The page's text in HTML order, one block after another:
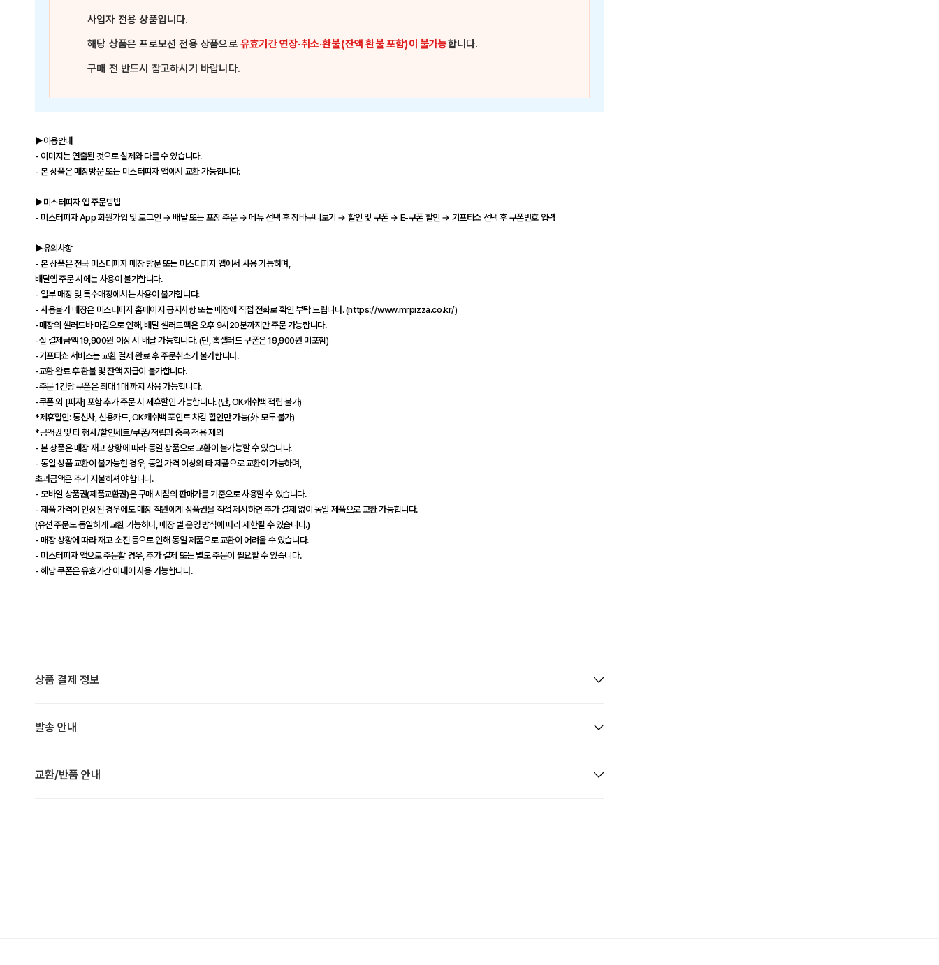
사업자 전용 상품입니다.
해당 상품은프로모션 전용 상품으로유효기간 연장·취소·환불(잔액 환불 포함)이 불가능합니다.
구매 전 반드시 참고하시기 바랍니다.
▶이용안내
- 이미지는 연출된 것으로 실제와 다를 수 있습니다.
- 본 상품은 매장방문 또는 미스터피자 앱에서 교환 가능합니다.
▶미스터피자 앱 주문방법
- 미스터피자 App 회원가입 및 로그인 → 배달 또는 포장 주문 → 메뉴 선택 후 장바구니보기 → 할인 및 쿠폰 → E-쿠폰 할인 → 기프티쇼 선택 후 쿠폰번호 입력
▶유의사항
- 본 상품은 전국 미스터피자 매장 방문 또는 미스터피자 앱에서 사용 가능하며,
배달앱 주문 시에는 사용이 불가합니다.
- 일부 매장 및 특수매장에서는 사용이 불가합니다.
- 사용불가 매장은 미스터피자 홈페이지 공지사항 또는 매장에 직접 전화로 확인 부탁 드립니다. (https://www.mrpizza.co.kr/)
-매장의 샐러드바 마감으로 인해, 배달 샐러드팩은 오후 9시20분까지만 주문 가능합니다.
-실 결제금액 19,900원 이상 시 배달 가능합니다. (단, 홈샐러드 쿠폰은 19,900원 미포함)
-기프티쇼 서비스는 교환 결제 완료 후 주문취소가 불가합니다.
-교환 완료 후 환불 및 잔액 지급이 불가합니다.
-주문 1건당 쿠폰은 최대 1매 까지 사용 가능합니다.
-쿠폰 외 [피자] 포함 추가 주문 시 제휴할인 가능합니다. (단, OK캐쉬백 적립 불가)
*제휴할인: 통신사, 신용카드, OK캐쉬백 포인트 차감 할인만 가능(外 모두 불가)
*금액권 및 타 행사/할인세트/쿠폰/적립과 중복 적용 제외
- 본 상품은 매장 재고 상황에 따라 동일 상품으로 교환이 불가능할 수 있습니다.
- 동일 상품 교환이 불가능한 경우, 동일 가격 이상의 타 제품으로 교환이 가능하며,
초과금액은 추가 지불하셔야 합니다.
- 모바일 상품권(제품교환권)은 구매 시점의 판매가를 기준으로 사용할 수 있습니다.
- 제품 가격이 인상된 경우에도 매장 직원에게 상품권을 직접 제시하면 추가 결제 없이 동일 제품으로 교환 가능합니다.
(유선 주문도 동일하게 교환 가능하나, 매장 별 운영 방식에 따라 제한될 수 있습니다.)
- 매장 상황에 따라 재고 소진 등으로 인해 동일 제품으로 교환이 어려울 수 있습니다.
- 미스터피자 앱으로 주문할 경우, 추가 결제 또는 별도 주문이 필요할 수 있습니다.
- 해당 쿠폰은 유효기간 이내에 사용 가능합니다.
상품 결제 정보
발송 안내
교환/반품 안내